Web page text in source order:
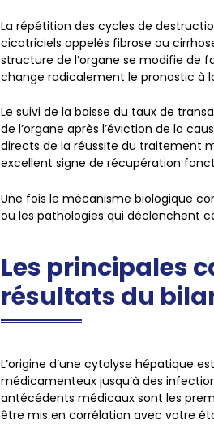
La répétition des cycles de
cicatriciels appelés fibrose ou
structure de l’organe se modifie de
change radicalement le pronostic à
Le suivi de la baisse du taux de
de l’organe après l’éviction de la
directs de la réussite du traitement
excellent signe de récupération
Une fois le mécanisme biologique
ou les pathologies qui déclenchent
Les principales
résultats du
L’origine d’une cytolyse hépatique
médicamenteux jusqu’à des
antécédents médicaux sont les
être mis en corrélation avec votre